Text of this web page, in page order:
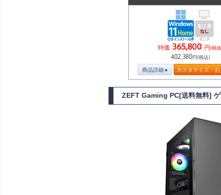
特価 365,800 円(税
402,380円(税込)
商品詳細 カスタマイズ・
ZEFT Gaming PC[送料無料]